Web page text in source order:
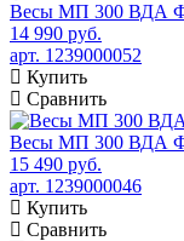
Весы МП 300 ВДА Ф-
14 990 руб.
арт. 1239000052
Купить
Сравнить
Весы МП 300 ВДА Ф-
15 490 руб.
арт. 1239000046
Купить
Сравнить